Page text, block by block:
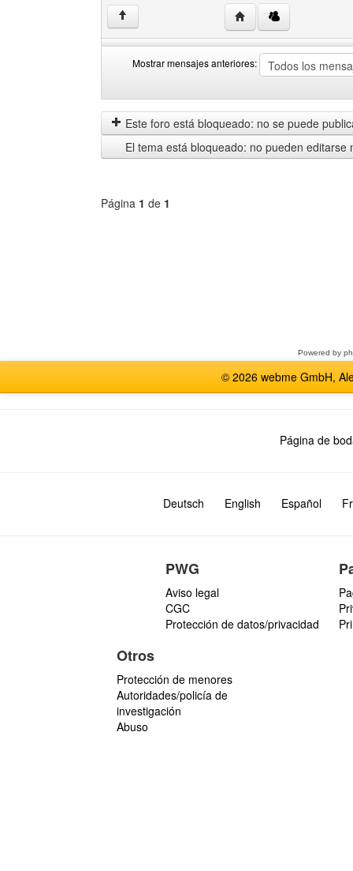
↑ Visitar sitio web del
Mostrar mensajes anteriores:
mensajes
anteriores
by
Este foro está bloqueado: no se puede
El tema está bloqueado: no pueden editarse
Página 1 de 1
Powered by
© 2026 webme GmbH,
Página de
Deutsch English Español
PWG
Aviso legal
CGC
Protección de datos/privacidad
Otros
Protección de menores
Autoridades/policía de
investigación
Abuso